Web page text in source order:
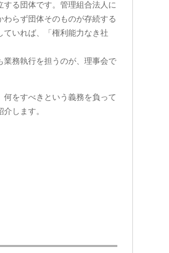
る団体です。管理組合法人に
らず団体そのものが存続する
いれば、「権利能力なき社
業務執行を担うのが、理事会で
をすべきという義務を負って
します。